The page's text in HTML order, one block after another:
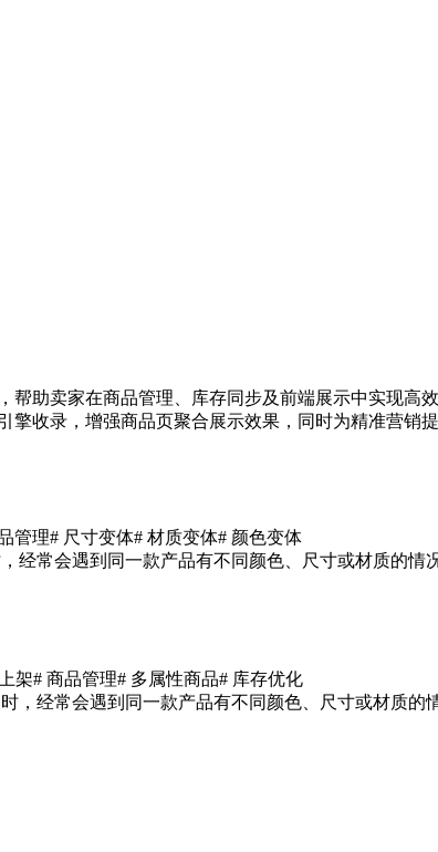
助卖家在商品管理、库存同步及前端展示中实现高
收录，增强商品页聚合展示效果，同时为精准营
管理# 尺寸变体# 材质变体# 颜色变体
经常会遇到同一款产品有不同颜色、尺寸或材质的
架# 商品管理# 多属性商品# 库存优化
，经常会遇到同一款产品有不同颜色、尺寸或材质